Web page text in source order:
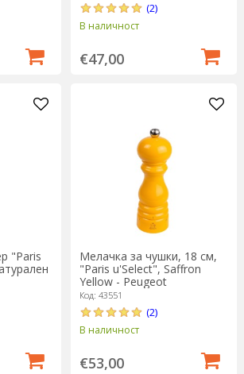
(2)
В наличност
€47,00
"Paris
Мелачка за чушки, 18 см,
"Paris u'Select", Saffron
Yellow - Peugeot
Код: 43551
(2)
В наличност
€53,00